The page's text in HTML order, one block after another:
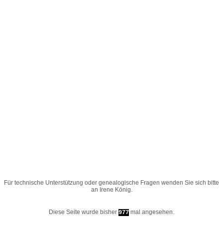
Für technische Unterstützung oder genealogische Fragen wenden Sie sich bitte
an Irene König.
Diese Seite wurde bisher 977 mal angesehen.